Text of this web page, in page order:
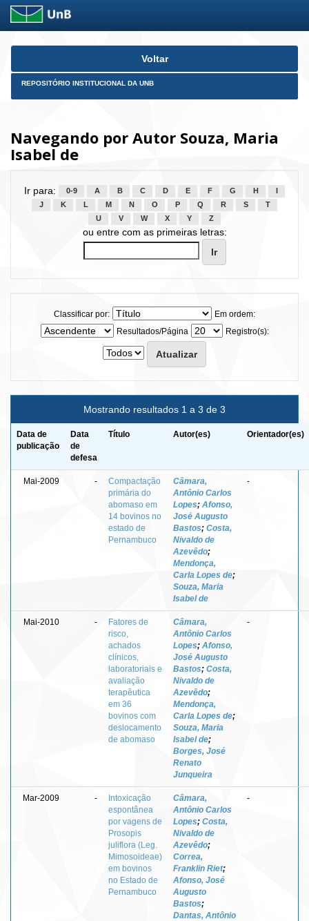
Skip
Voltar
REPOSITÓRIO INSTITUCIONAL DA UNB
Navegando por Autor Souza, Maria
Isabel de
Ir para: 0-9 A B C D E F G H
J
K L M N O P Q R S
T
U
V W X Y Z
ou entre com as primeiras letras:
Classificar por:
Em ordem:
Resultados/Página
Registro(s):
Mostrando resultados 1 a 3 de 3
Data de
publicação
Data
de
defesa
Título Autor(es) Orientador(es)
Mai-2009 -
Compactação
primária do
abomaso em
14 bovinos no
estado de
Pernambuco
Câmara,
Antônio Carlos
Lopes; Afonso,
José Augusto
Bastos; Costa,
Nivaldo de
Azevêdo;
Mendonça,
Carla Lopes de;
Souza, Maria
Isabel de
-
Mai-2010 -
Fatores de
risco,
achados
clínicos,
laboratoriais e
avaliação
terapêutica
em 36
bovinos com
deslocamento
de abomaso
Câmara,
Antônio Carlos
Lopes; Afonso,
José Augusto
Bastos; Costa,
Nivaldo de
Azevêdo;
Mendonça,
Carla Lopes de;
Souza, Maria
Isabel de;
Borges, José
Renato
Junqueira
-
Mar-2009 -
Intoxicação
espontânea
por vagens de
Prosopis
juliflora (Leg.
Mimosoideae)
em bovinos
no Estado de
Pernambuco
Câmara,
Antônio Carlos
Lopes; Costa,
Nivaldo de
Azevêdo;
Correa,
Franklin Riet;
Afonso, José
Augusto
Bastos;
Dantas, Antônio
-